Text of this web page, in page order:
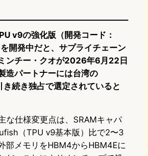
v9の強化版（開発コード：
開発中だと、サプライチェーン
ンチー・クオが2026年6月22日
造パートナーには台湾の
続き独占で選定されていると
な仕様変更点は、SRAMキャパ
（TPU v9基本版）比で2〜3
部メモリをHBM4からHBM4Eに